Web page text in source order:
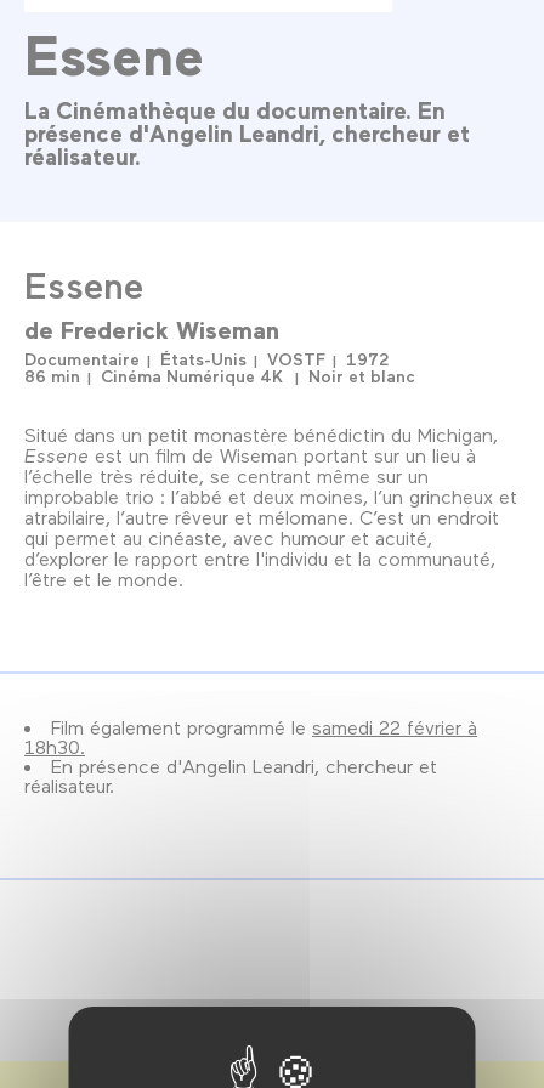
Essene
La Cinémathèque du documentaire. En
présence d'Angelin Leandri, chercheur et
réalisateur.
Essene
de Frederick Wiseman
Documentaire États-Unis VOSTF
1972
86 min
Cinéma Numérique 4K Noir et blanc
Situé dans un petit monastère bénédictin du Michigan,
Essene est un film de Wiseman portant sur un lieu à
l’échelle très réduite, se centrant même sur un
improbable trio : l’abbé et deux moines, l’un grincheux et
atrabilaire, l’autre rêveur et mélomane. C’est un endroit
qui permet au cinéaste, avec humour et acuité,
d’explorer le rapport entre l'individu et la communauté,
l’être et le monde.
Film également programmé le samedi 22 février à
18h30.
En présence d'Angelin Leandri, chercheur et
réalisateur.